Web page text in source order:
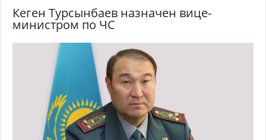
Кеген Турсынбаев назначен вице-
министром по ЧС